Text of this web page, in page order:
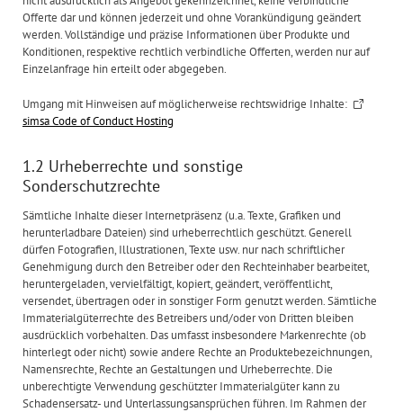
Offerte dar und können jederzeit und ohne Vorankündigung geändert
werden. Vollständige und präzise Informationen über Produkte und
Konditionen, respektive rechtlich verbindliche Offerten, werden nur auf
Einzelanfrage hin erteilt oder abgegeben.
Umgang mit Hinweisen auf möglicherweise rechtswidrige Inhalte:
simsa Code of Conduct Hosting
1.2 Urheberrechte und sonstige
Sonderschutzrechte
Sämtliche Inhalte dieser Internetpräsenz (u.a. Texte, Grafiken und
herunterladbare Dateien) sind urheberrechtlich geschützt. Generell
dürfen Fotografien, Illustrationen, Texte usw. nur nach schriftlicher
Genehmigung durch den Betreiber oder den Rechteinhaber bearbeitet,
heruntergeladen, vervielfältigt, kopiert, geändert, veröffentlicht,
versendet, übertragen oder in sonstiger Form genutzt werden. Sämtliche
Immaterialgüterrechte des Betreibers und/oder von Dritten bleiben
ausdrücklich vorbehalten. Das umfasst insbesondere Markenrechte (ob
hinterlegt oder nicht) sowie andere Rechte an Produktebezeichnungen,
Namensrechte, Rechte an Gestaltungen und Urheberrechte. Die
unberechtigte Verwendung geschützter Immaterialgüter kann zu
Schadensersatz- und Unterlassungsansprüchen führen. Im Rahmen der